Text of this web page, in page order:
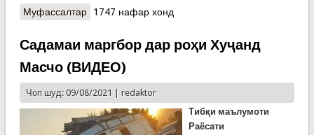
Муфассалтаро Сӯхтори ҷангал дар олам: Юнон, Русия,
(ВИДЕО)
1747 нафар хонд
Садамаи маргбор дар роҳи Хуҷанд
Масчо (ВИДЕО)
Чоп шуд: 09/08/2021 | redaktor
Тибқи маълумоти
Раёсати